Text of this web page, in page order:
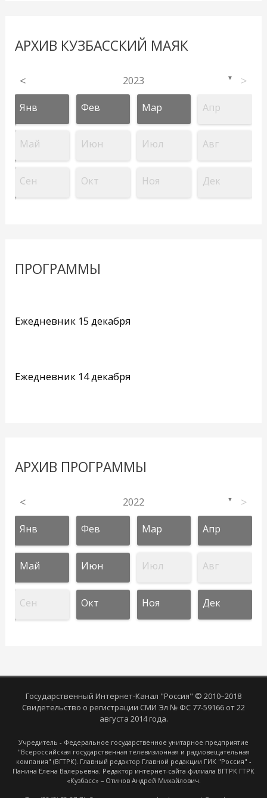
АРХИВ КУЗБАССКИЙ МАЯК
< 2023 ▼ >
Янв Фев Мар Апр
Май Июн Июл Авг
Сен Окт Ноя Дек
ПРОГРАММЫ
Ежедневник 15 декабря
Ежедневник 14 декабря
АРХИВ ПРОГРАММЫ
< 2022 ▼ >
Янв Фев Мар Апр
Май Июн Июл Авг
Сен Окт Ноя Дек
Государственный Интернет-Канал "Россия" © 2010–2018
Свидетельство о регистрации СМИ Эл № ФС 77-59166 от 22
августа 2014 года.
Учредитель - Федеральное государственное унитарное предприятие
"Всероссийская государственная телевизионная и радиовещательная
компания" (ВГТРК). Главный редактор Главной редакции ГИК "Россия" -
Панина Елена Валерьевна. Редактор интернет-сайта филиала ВГТРК ГТРК
«Кузбасс» – Отинов Андрей Михайлович.